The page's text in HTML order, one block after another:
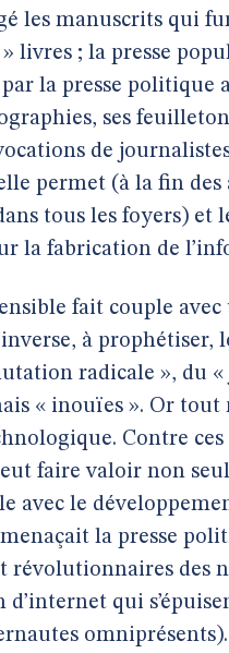
les manuscrits qui
livres ; la presse
la presse politique
ses
de
permet (à la fin
tous les foyers) et
la fabrication de
fait couple
à
radicale », du
« inouïes ». Or
Contre
faire valoir non
avec le
la presse
révolutionnaires des
d’internet qui
omniprésents).